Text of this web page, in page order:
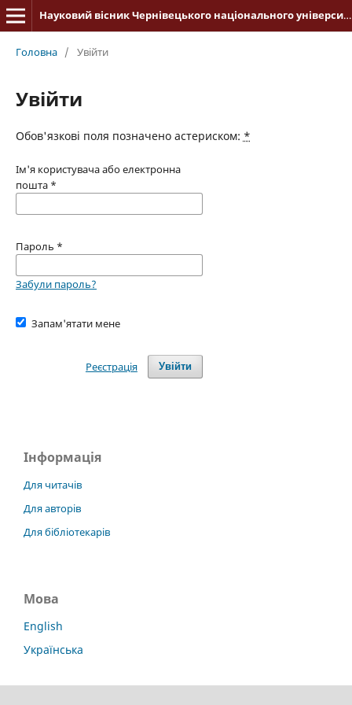
Науковий вісник Чернівецького національного університету імені Юрія Федьковича. Історія
Головна / Увійти
Увійти
Обов'язкові поля позначено астериском: *
Ім'я користувача або електронна
пошта *
Пароль *
Забули пароль?
Запам'ятати мене
Увійти
Реєстрація
Інформація
Для читачів
Для авторів
Для бібліотекарів
Мова
English
Українська